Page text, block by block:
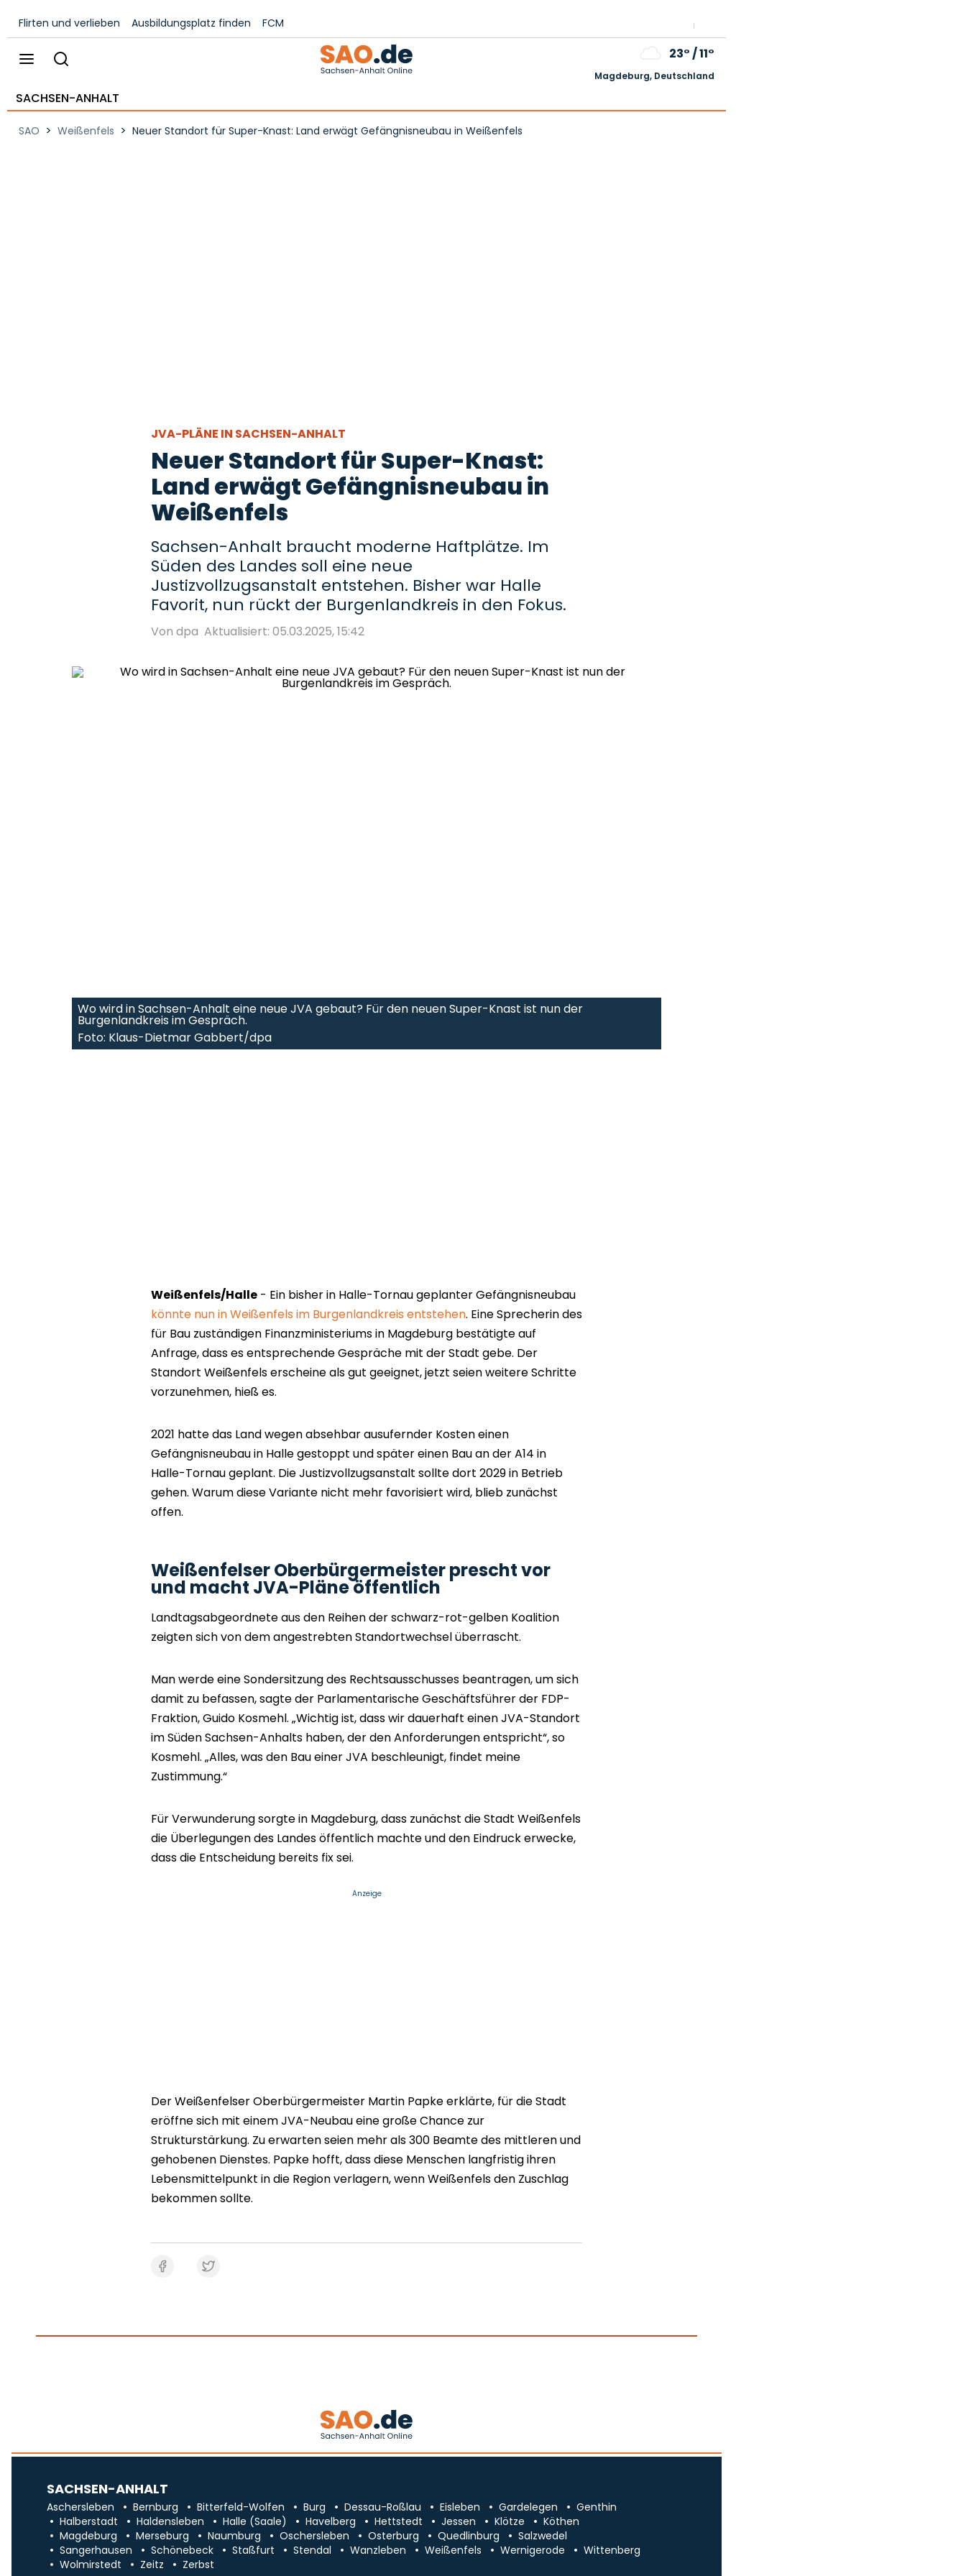
Flirten und verlieben Ausbildungsplatz finden FCM
23°/11°
Magdeburg, Deutschland
SACHSEN-ANHALT
SAO > Weißenfels > Neuer Standort für Super-Knast: Land erwägt Gefängnisneubau in Weißenfels
JVA-PLÄNE IN SACHSEN-ANHALT
Neuer Standort für Super-Knast:
Land erwägt Gefängnisneubau in
Weißenfels
Sachsen-Anhalt braucht moderne Haftplätze. Im
Süden des Landes soll eine neue
Justizvollzugsanstalt entstehen. Bisher war Halle
Favorit, nun rückt der Burgenlandkreis in den Fokus.
Von dpa Aktualisiert: 05.03.2025, 15:42
Wo wird in Sachsen-Anhalt eine neue JVA gebaut? Für den neuen Super-Knast ist nun der
Burgenlandkreis im Gespräch.
Foto: Klaus-Dietmar Gabbert/dpa
Weißenfels/Halle - Ein bisher in Halle-Tornau geplanter Gefängnisneubau
könnte nun in Weißenfels im Burgenlandkreis entstehen. Eine Sprecherin des
für Bau zuständigen Finanzministeriums in Magdeburg bestätigte auf
Anfrage, dass es entsprechende Gespräche mit der Stadt gebe. Der
Standort Weißenfels erscheine als gut geeignet, jetzt seien weitere Schritte
vorzunehmen, hieß es.
2021 hatte das Land wegen absehbar ausufernder Kosten einen
Gefängnisneubau in Halle gestoppt und später einen Bau an der A14 in
Halle-Tornau geplant. Die Justizvollzugsanstalt sollte dort 2029 in Betrieb
gehen. Warum diese Variante nicht mehr favorisiert wird, blieb zunächst
offen.
Weißenfelser Oberbürgermeister prescht vor
und macht JVA-Pläne öffentlich
Landtagsabgeordnete aus den Reihen der schwarz-rot-gelben Koalition
zeigten sich von dem angestrebten Standortwechsel überrascht.
Man werde eine Sondersitzung des Rechtsausschusses beantragen, um sich
damit zu befassen, sagte der Parlamentarische Geschäftsführer der FDP-
Fraktion, Guido Kosmehl. „Wichtig ist, dass wir dauerhaft einen JVA-Standort
im Süden Sachsen-Anhalts haben, der den Anforderungen entspricht“, so
Kosmehl. „Alles, was den Bau einer JVA beschleunigt, findet meine
Zustimmung.“
Für Verwunderung sorgte in Magdeburg, dass zunächst die Stadt Weißenfels
die Überlegungen des Landes öffentlich machte und den Eindruck erwecke,
dass die Entscheidung bereits fix sei.
Anzeige
Der Weißenfelser Oberbürgermeister Martin Papke erklärte, für die Stadt
eröffne sich mit einem JVA-Neubau eine große Chance zur
Strukturstärkung. Zu erwarten seien mehr als 300 Beamte des mittleren und
gehobenen Dienstes. Papke hofft, dass diese Menschen langfristig ihren
Lebensmittelpunkt in die Region verlagern, wenn Weißenfels den Zuschlag
bekommen sollte.
SACHSEN-ANHALT
Aschersleben Bernburg Bitterfeld-Wolfen Burg Dessau-Roßlau Eisleben Gardelegen
Genthin
Halberstadt
Haldensleben Halle (Saale) Havelberg Hettstedt Jessen Klötze
Köthen
Magdeburg
Merseburg Naumburg Oschersleben Osterburg Quedlinburg
Salzwedel
Sangerhausen
Schönebeck Staßfurt Stendal Wanzleben Weißenfels Wernigerode
Wittenberg
Wolmirstedt
Zeitz Zerbst